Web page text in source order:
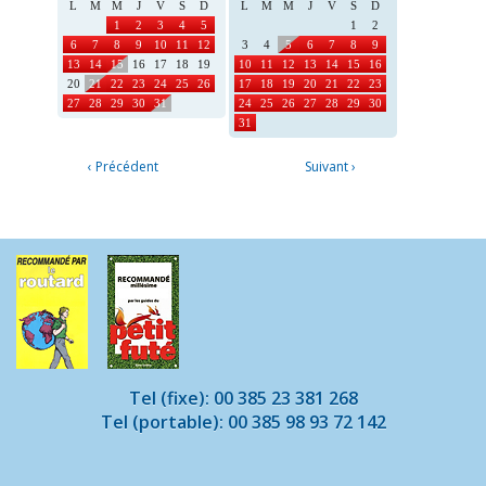
L M M J V S
D
1
2 3 4
5
6
7 8 9 10 11
12
13
14 15 16 17 18
19
20
21 22 23 24 25
26
27
28 29 30 31
L M M J V S
D
1
2
3
4 5 6 7 8
9
10
11 12 13 14 15
16
17
18 19 20 21 22
23
24
25 26 27 28 29
30
31
‹ Précédent Suivant ›
Tel (fixe): 00 385 23 381 268
Tel (portable): 00 385 98 93 72 142